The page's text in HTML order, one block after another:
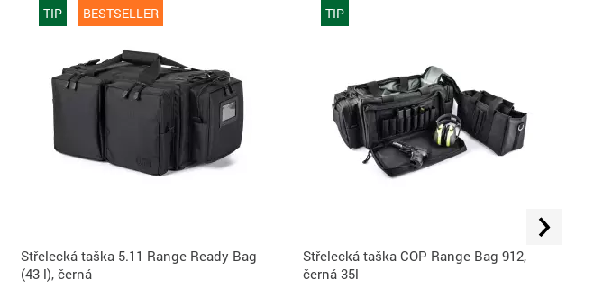
TIP BESTSELLER
Střelecká taška 5.11 Range Ready Bag
(43 l), černá
TIP
Střelecká taška COP Range Bag 912,
černá 35l